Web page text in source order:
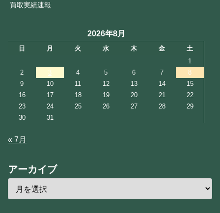
買取実績速報
2026年8月
日 月 火 水 木 金
土
1
2
3 4 5 6 7
8
9
10 11 12 13 14
15
16
17 18 19 20 21
22
23
24 25 26 27 28
29
30
31
« 7月
アーカイブ